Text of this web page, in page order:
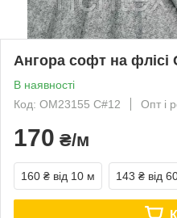
Ангора софт на флісі
В наявності
Код: OM23155 C#12
Опт і
170 ₴/м
160 ₴ від 10 м 143 ₴ від